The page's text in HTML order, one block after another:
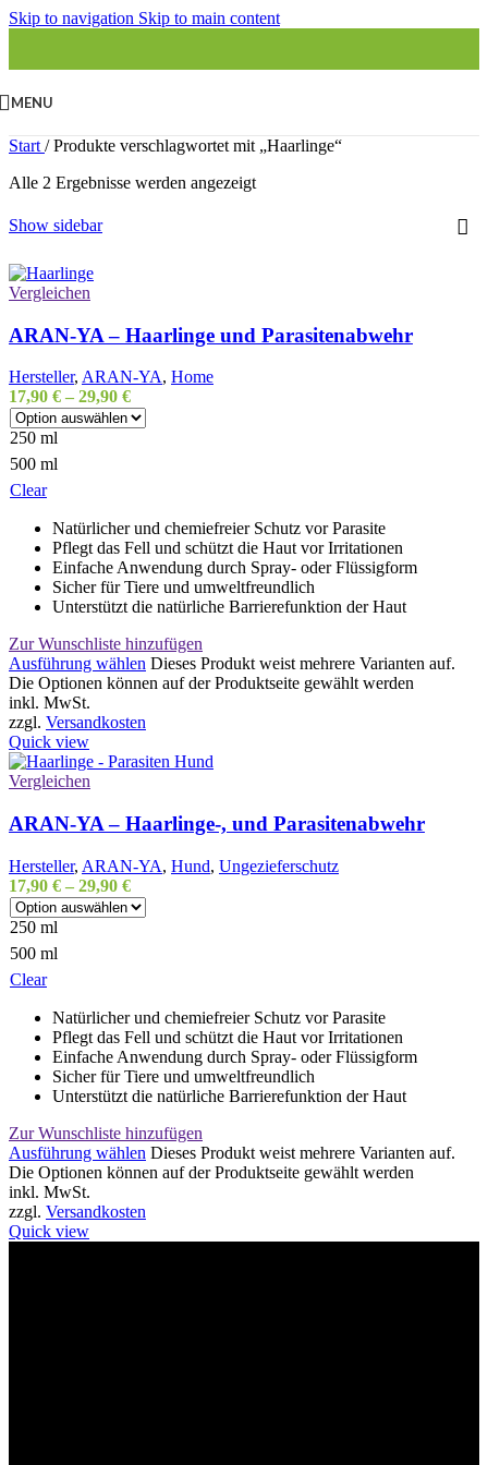
Skip to navigation Skip to main content
MENU
Start / Produkte verschlagwortet mit „Haarlinge“
Alle 2 Ergebnisse werden angezeigt
Show sidebar
Vergleichen
ARAN-YA – Haarlinge und Parasitenabwehr
Hersteller, ARAN-YA, Home
17,90 € – 29,90 €
250 ml
500 ml
Clear
Natürlicher und chemiefreier Schutz vor Parasite
Pflegt das Fell und schützt die Haut vor Irritationen
Einfache Anwendung durch Spray- oder Flüssigform
Sicher für Tiere und umweltfreundlich
Unterstützt die natürliche Barrierefunktion der Haut
Zur Wunschliste hinzufügen
Ausführung wählen Dieses Produkt weist mehrere Varianten auf.
Die Optionen können auf der Produktseite gewählt werden
inkl. MwSt.
zzgl. Versandkosten
Quick view
Vergleichen
ARAN-YA – Haarlinge-, und Parasitenabwehr
Hersteller, ARAN-YA, Hund, Ungezieferschutz
17,90 € – 29,90 €
250 ml
500 ml
Clear
Natürlicher und chemiefreier Schutz vor Parasite
Pflegt das Fell und schützt die Haut vor Irritationen
Einfache Anwendung durch Spray- oder Flüssigform
Sicher für Tiere und umweltfreundlich
Unterstützt die natürliche Barrierefunktion der Haut
Zur Wunschliste hinzufügen
Ausführung wählen Dieses Produkt weist mehrere Varianten auf.
Die Optionen können auf der Produktseite gewählt werden
inkl. MwSt.
zzgl. Versandkosten
Quick view